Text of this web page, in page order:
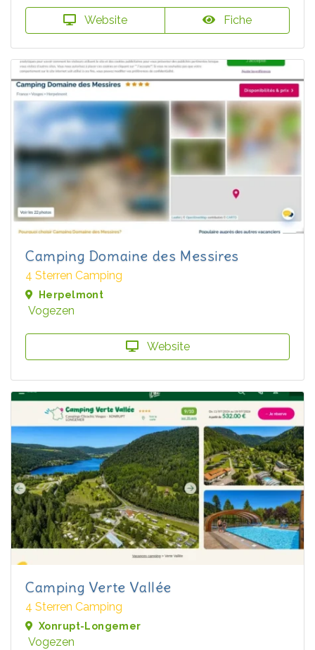
Website Fiche
Camping Domaine des Messires
4 Sterren Camping
Herpelmont
Vogezen
Website
Camping Verte Vallée
4 Sterren Camping
Xonrupt-Longemer
Vogezen